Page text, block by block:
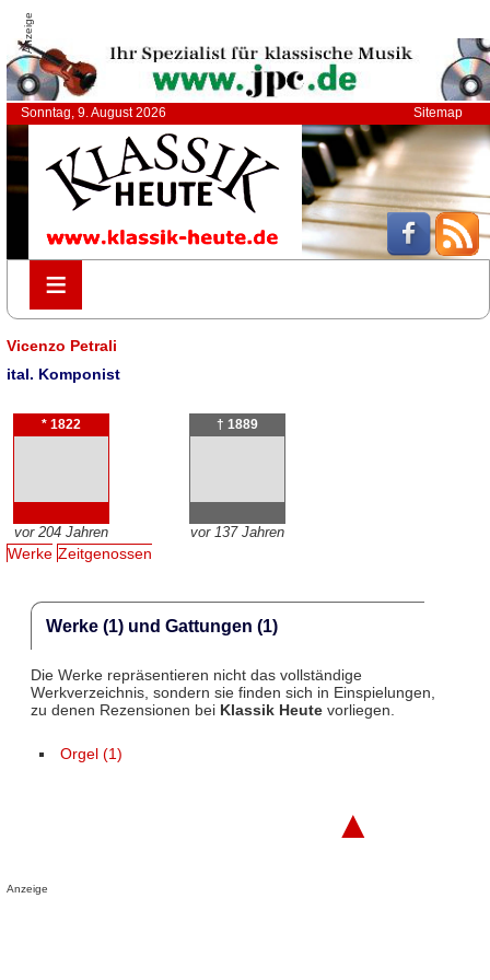
Anzeige
Sonntag, 9. August 2026 Sitemap
≡
≡
Vicenzo Petrali
ital. Komponist
* 1822
vor 204 Jahren
† 1889
vor 137 Jahren
Werke Zeitgenossen
Werke (1) und Gattungen (1)
Die Werke repräsentieren nicht das vollständige
Werkverzeichnis, sondern sie finden sich in Einspielungen,
zu denen Rezensionen bei Klassik Heutevorliegen.
Orgel (1)
▲
Anzeige